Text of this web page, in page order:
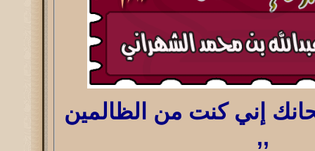
إني كنت من الظالمين
,,